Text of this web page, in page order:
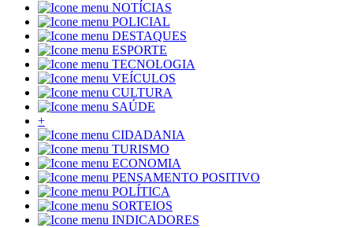
NOTÍCIAS
POLICIAL
DESTAQUES
ESPORTE
TECNOLOGIA
VEÍCULOS
CULTURA
SAÚDE
+
CIDADANIA
TURISMO
ECONOMIA
PENSAMENTO POSITIVO
POLÍTICA
SORTEIOS
INDICADORES